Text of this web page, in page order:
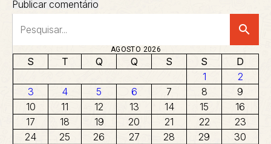
search
AGOSTO 2026
S T Q Q S S
D
1
2
3
4 5 6 7 8
9
10
11 12 13 14 15
16
17
18 19 20 21 22
23
24
25 26 27 28 29
30